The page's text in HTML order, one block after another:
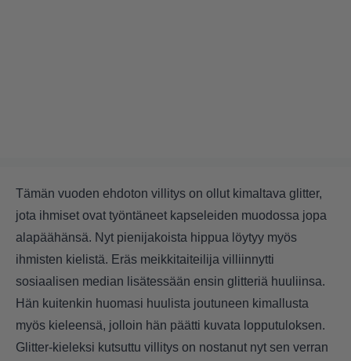
Tämän vuoden ehdoton villitys on ollut kimaltava glitter,
jota ihmiset ovat työntäneet kapseleiden muodossa jopa
alapäähänsä. Nyt pienijakoista hippua löytyy myös
ihmisten kielistä. Eräs meikkitaiteilija villiinnytti
sosiaalisen median lisätessään ensin glitteriä huuliinsa.
Hän kuitenkin huomasi huulista joutuneen kimallusta
myös kieleensä, jolloin hän päätti kuvata lopputuloksen.
Glitter-kieleksi kutsuttu villitys on nostanut nyt sen verran